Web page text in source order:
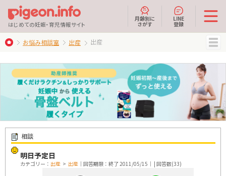
はじめての妊娠・育児情報サイト
月齢別に
さがす
LINE
登録
お悩み相談室 出産 出産
相談
明日予定日
カテゴリー： 出産 > 出産 ｜回答期限：終了 2011/05/15｜ | 回答数(33)